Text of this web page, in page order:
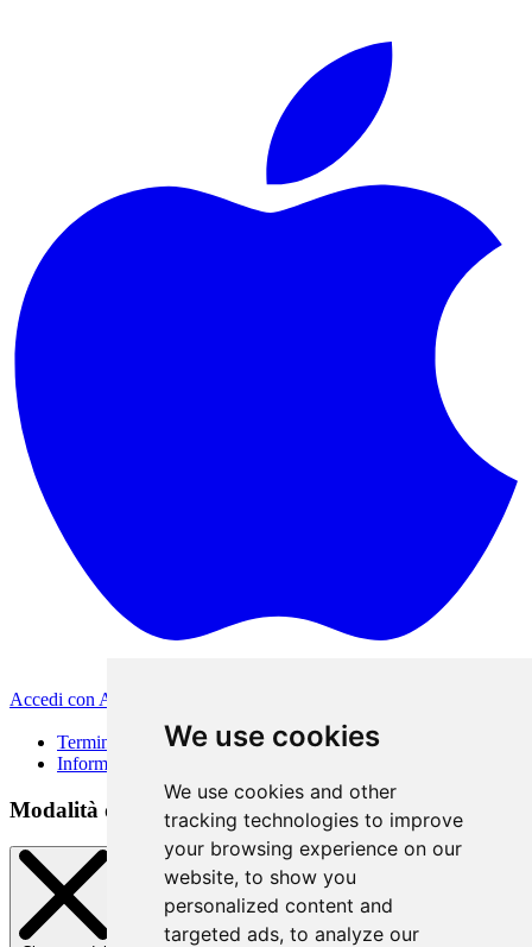
We use cookies
We use cookies and other
tracking technologies to improve
your browsing experience on our
website, to show you
personalized content and
targeted ads, to analyze our
Accedi con Apple
Termini di Utilizzo
Informativa sulla privacy
Modalità di accesso